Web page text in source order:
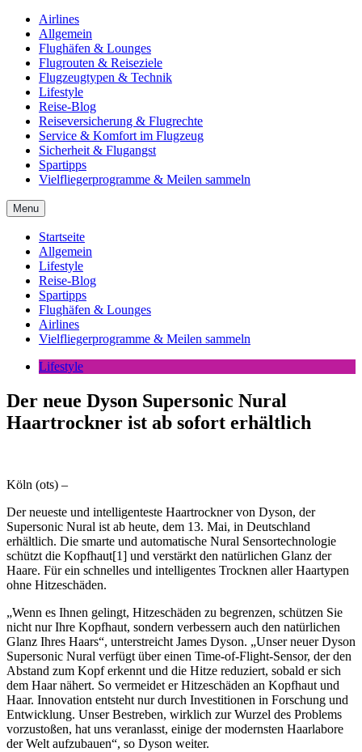
Airlines
Allgemein
Flughäfen & Lounges
Flugrouten & Reiseziele
Flugzeugtypen & Technik
Lifestyle
Reise-Blog
Reiseversicherung & Flugrechte
Service & Komfort im Flugzeug
Sicherheit & Flugangst
Spartipps
Vielfliegerprogramme & Meilen sammeln
Menu
Startseite
Allgemein
Lifestyle
Reise-Blog
Spartipps
Flughäfen & Lounges
Airlines
Vielfliegerprogramme & Meilen sammeln
Lifestyle
Der neue Dyson Supersonic Nural
Haartrockner ist ab sofort erhältlich
Köln (ots) –
Der neueste und intelligenteste Haartrockner von Dyson, der
Supersonic Nural ist ab heute, dem 13. Mai, in Deutschland
erhältlich. Die smarte und automatische Nural Sensortechnologie
schützt die Kopfhaut[1] und verstärkt den natürlichen Glanz der
Haare. Für ein schnelles und intelligentes Trocknen aller Haartypen
ohne Hitzeschäden.
„Wenn es Ihnen gelingt, Hitzeschäden zu begrenzen, schützen Sie
nicht nur Ihre Kopfhaut, sondern verbessern auch den natürlichen
Glanz Ihres Haars“, unterstreicht James Dyson. „Unser neuer Dyson
Supersonic Nural verfügt über einen Time-of-Flight-Sensor, der den
Abstand zum Kopf erkennt und die Hitze reduziert, sobald er sich
dem Haar nähert. So vermeidet er Hitzeschäden an Kopfhaut und
Haar. Innovation entsteht nur durch Investitionen in Forschung und
Entwicklung. Unser Bestreben, wirklich zur Wurzel des Problems
vorzustoßen, hat uns veranlasst, einige der modernsten Haarlabore
der Welt aufzubauen“, so Dyson weiter.